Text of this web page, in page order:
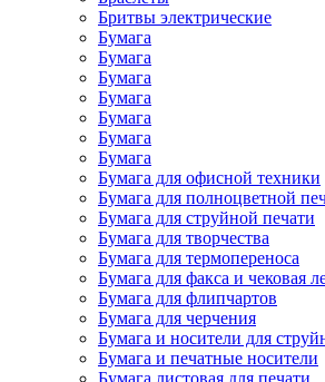
Бритвы электрические
Бумага
Бумага
Бумага
Бумага
Бумага
Бумага
Бумага
Бумага для офисной техники
Бумага для полноцветной
Бумага для струйной печати
Бумага для творчества
Бумага для термопереноса
Бумага для факса и чековая
Бумага для флипчартов
Бумага для черчения
Бумага и носители для
Бумага и печатные носители
Бумага листовая для печати